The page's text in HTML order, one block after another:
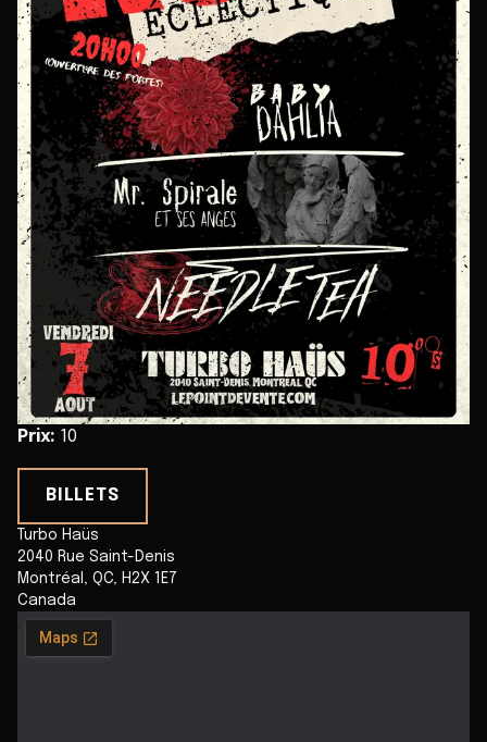
Prix: 10
BILLETS
Turbo Haüs
2040 Rue Saint-Denis
Montréal , QC, H2X 1E7
Canada